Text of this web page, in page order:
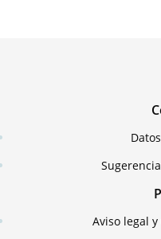
Aviso legal